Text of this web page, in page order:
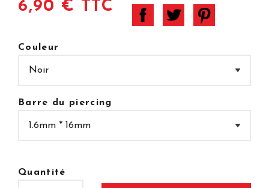
6,90 € TTC
Couleur
Barre du piercing
Quantité